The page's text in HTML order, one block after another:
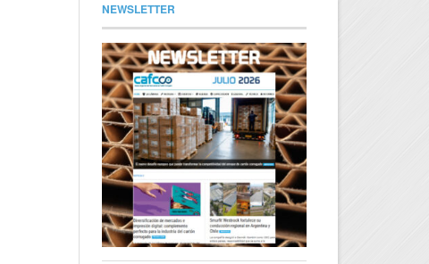
NEWSLETTER